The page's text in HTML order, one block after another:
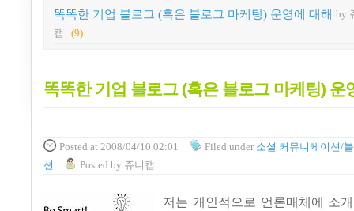
똑똑한 기업 블로그 (혹은 블로그 마케팅) 운영에 대해 by
캡 (9)
똑똑한 기업 블로그 (혹은 블로그 마케팅) 운
Posted at 2008/04/10 02:01 Filed under 소셜 커뮤니케이션/
션
Posted by 쥬니캡
저는 개인적으로 언론매체에 소